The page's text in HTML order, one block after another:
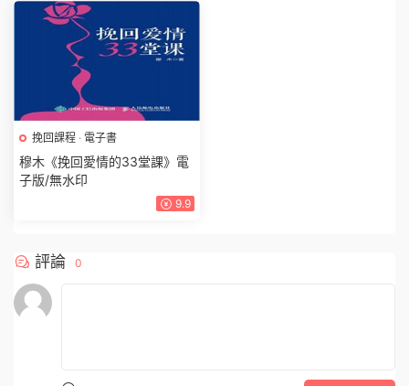
挽回課程 · 電子書
穆木《挽回愛情的33堂課》電
子版/無水印
9.9
評論 0